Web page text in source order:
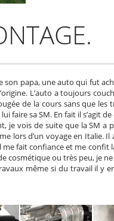
papa, une auto qui fut
L’auto a toujours
de la cours sans que
sa SM. En fait il s’agit de
je vois de suite que la SM a
lors d’un voyage en Italie.
me fait confiance et me confit
cosmétique ou très peu, je
même si du travail il y